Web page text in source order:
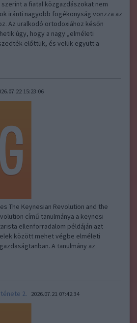
a fiatal közgazdászokat nem
iránti nagyobb fogékonyság vonzza az
Az uralkodó ortodoxiához későn
úgy, hogy a nagy „elméleti
előttük, és velük együtt a
15:23:06
The Keynesian Revolution and the
című tanulmánya a keynesi
ellenforradalom példáján azt
között mehet végbe elméleti
A tanulmány az
2. 2026.07.21 07:42:34